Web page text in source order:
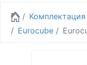
Комплектация
Eurocube